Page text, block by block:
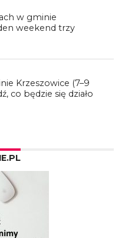
w gminie
weekend trzy
Krzeszowice (7–9
co będzie się działo